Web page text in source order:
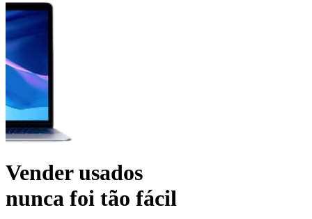
Vender usados
nunca foi tão fácil